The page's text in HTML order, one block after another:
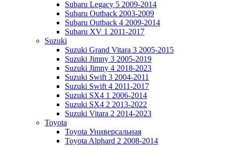
Subaru Legacy 5 2009-2014
Subaru Outback 2003-2009
Subaru Outback 4 2009-2014
Subaru XV 1 2011-2017
Suzuki
Suzuki Grand Vitara 3 2005-2015
Suzuki Jimny 3 2005-2019
Suzuki Jimny 4 2018-2023
Suzuki Swift 3 2004-2011
Suzuki Swift 4 2011-2017
Suzuki SX4 1 2006-2014
Suzuki SX4 2 2013-2022
Suzuki Vitara 2 2014-2023
Toyota
Toyota Универсальная
Toyota Alphard 2 2008-2014